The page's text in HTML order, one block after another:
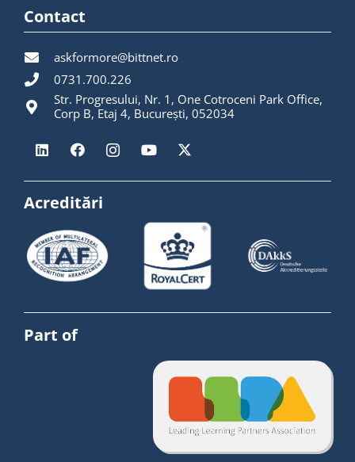
Contact
askformore@bittnet.ro
0731.700.226
Str. Progresului, Nr. 1, One Cotroceni Park Office,
Corp B, Etaj 4, București, 052034
Acreditări
Part of